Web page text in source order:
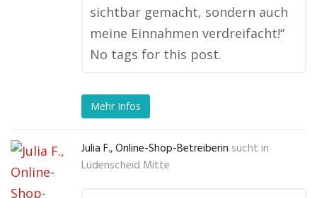
sichtbar gemacht, sondern auch
meine Einnahmen verdreifacht!“
No tags for this post.
Mehr Infos
Julia F., Online-Shop-Betreiberin sucht in
Lüdenscheid Mitte